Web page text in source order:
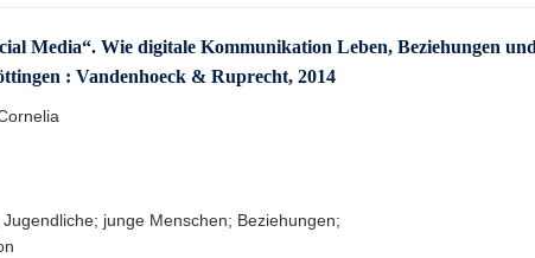
Media“. Wie digitale Kommunikation Leben, Beziehungen
: Vandenhoeck & Ruprecht, 2014
junge Menschen; Beziehungen;